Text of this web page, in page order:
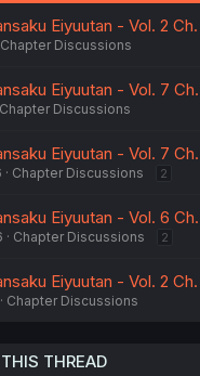
Eiyuutan - Vol. 2 Ch.
Chapter Discussions
Eiyuutan - Vol. 7
Chapter Discussions
Eiyuutan - Vol. 7 Ch.
Chapter Discussions 2
Eiyuutan - Vol. 6
Chapter Discussions 2
Eiyuutan - Vol. 2 Ch.
Chapter Discussions
THREAD